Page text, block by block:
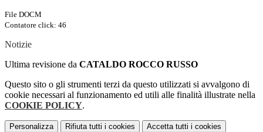
File DOCM
Contatore click: 46
Notizie
Ultima revisione da CATALDO ROCCO RUSSO
Questo sito o gli strumenti terzi da questo utilizzati si avvalgono di
cookie necessari al funzionamento ed utili alle finalità illustrate nella
COOKIE POLICY.
Personalizza Rifiuta tutti i cookies Accetta tutti i cookies